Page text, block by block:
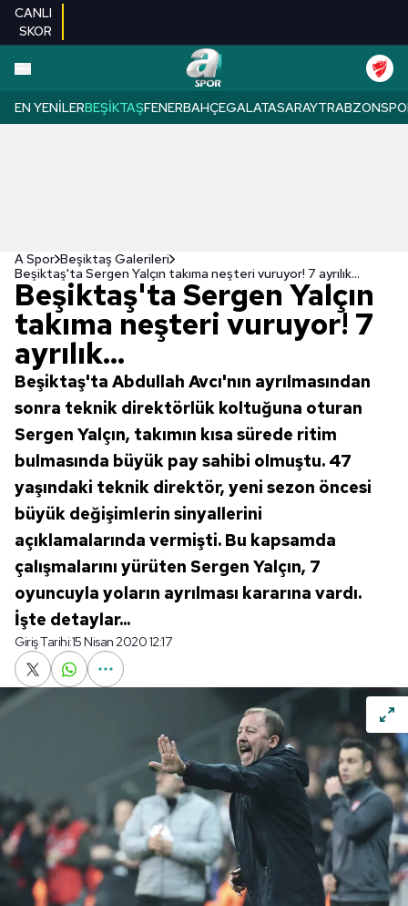
CANLI
SKOR
EN YENILERBEŞIKTAŞFENERBAHÇEGALATASARAY
A Spor Beşiktaş Galerileri
Beşiktaş'ta Sergen Yalçın takıma neşteri vuruyor! 7 ayrılık...
Beşiktaş'ta Sergen Yalçın
takıma neşteri vuruyor! 7
ayrılık...
Beşiktaş'ta Abdullah Avcı'nın ayrılmasından
sonra teknik direktörlük koltuğuna oturan
Sergen Yalçın, takımın kısa sürede ritim
bulmasında büyük pay sahibi olmuştu. 47
yaşındaki teknik direktör, yeni sezon öncesi
büyük değişimlerin sinyallerini
açıklamalarında vermişti. Bu kapsamda
çalışmalarını yürüten Sergen Yalçın, 7
oyuncuyla yoların ayrılması kararına vardı.
İşte detaylar...
Giriş Tarihi:15 Nisan 2020 12:17